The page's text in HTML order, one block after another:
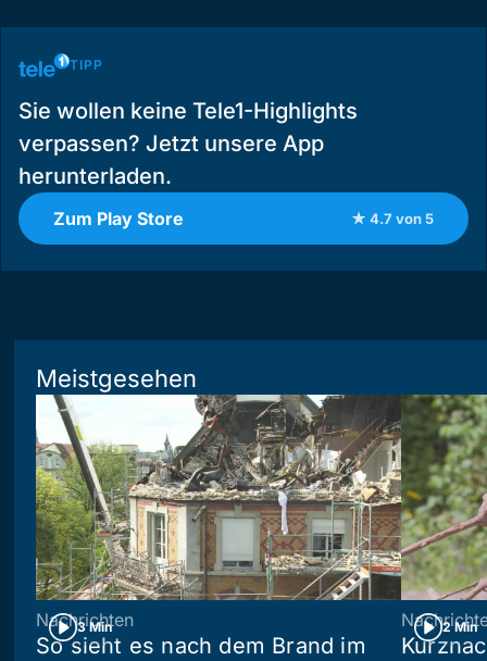
TIPP
Sie wollen keine Tele1-Highlights
verpassen? Jetzt unsere App
herunterladen.
Zum Play Store ★ 4.7 von 5
Meistgesehen
3 Min
Nachrichten
So sieht es nach dem Brand im
2 Min